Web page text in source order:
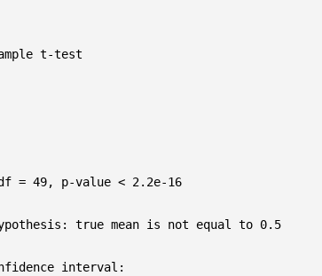
t-test
= 49, p-value < 2.2e-16
true mean is not equal to 0.5
interval: